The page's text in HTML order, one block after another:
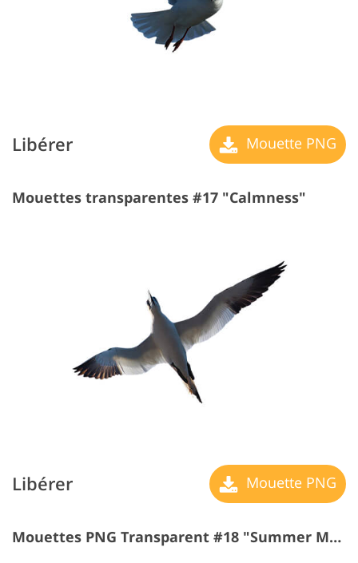
Libérer Mouette PNG
Mouettes transparentes #17 "Calmness"
Libérer Mouette PNG
Mouettes PNG Transparent #18 "Summer Mood"